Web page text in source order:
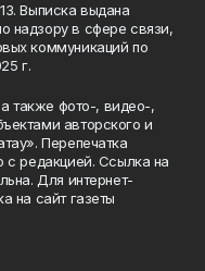
Выписка выдана
надзору в сфере связи,
коммуникаций по
г.
а также фото-, видео-,
авторского и
Перепечатка
с редакцией. Ссылка на
Для интернет-
на сайт газеты